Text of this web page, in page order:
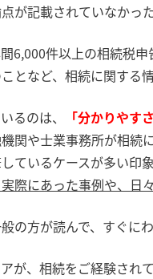
が記載されていなかっ
6,000件以上の相続税
となど、相続に関する
るのは、 「分かりやす
関や士業事務所が相続
ているケースが多い印
際にあった事例や、日
の方が読んで、すぐに
が、相続をご経験され